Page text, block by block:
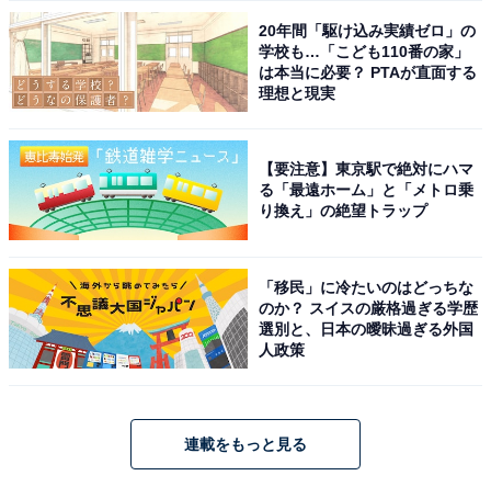
20年間「駆け込み実績ゼロ」の
学校も…「こども110番の家」
は本当に必要？ PTAが直面する
理想と現実
【要注意】東京駅で絶対にハマ
る「最遠ホーム」と「メトロ乗
り換え」の絶望トラップ
「移民」に冷たいのはどっちな
のか？ スイスの厳格過ぎる学歴
選別と、日本の曖昧過ぎる外国
人政策
連載をもっと見る